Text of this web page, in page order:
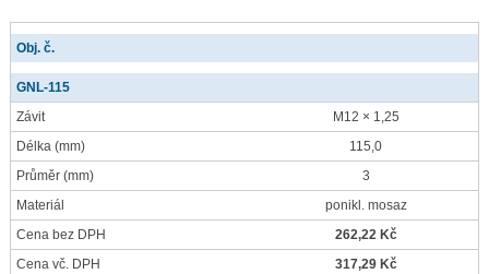
Obj. č.
GNL-115
Závit
M12 × 1,25
Délka (mm)
115,0
Průměr (mm)
3
Materiál
ponikl. mosaz
Cena bez DPH
262,22 Kč
Cena vč. DPH
317,29 Kč